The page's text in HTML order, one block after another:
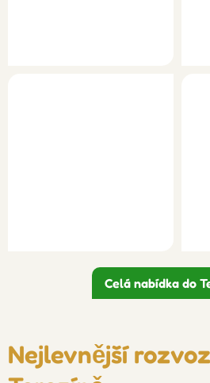
Celá nabídka do
Nejlevnější